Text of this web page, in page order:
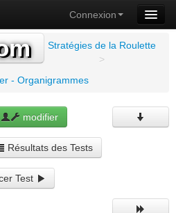
Connexion
Stratégies de la Roulette
>
- Organigrammes
modifier
Résultats des Tests
Test